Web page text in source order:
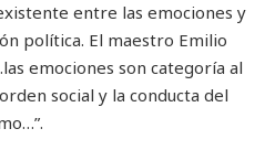
entre las emociones y
política. El maestro Emilio
emociones son categoría al
social y la conducta del